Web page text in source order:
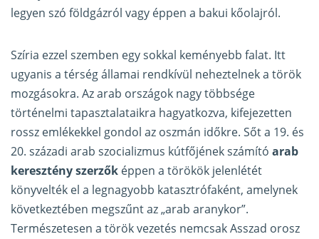
legyen szó földgázról vagy éppen a bakui kőolajról.
Szíria ezzel szemben egy sokkal keményebb falat. Itt
ugyanis a térség államai rendkívül neheztelnek a török
mozgásokra. Az arab országok nagy többsége
történelmi tapasztalataikra hagyatkozva, kifejezetten
rossz emlékekkel gondol az oszmán időkre. Sőt a 19. és
20. századi arab szocializmus kútfőjének számító arab
keresztény szerzők éppen a törökök jelenlétét
könyvelték el a legnagyobb katasztrófaként, amelynek
következtében megszűnt az „arab aranykor”.
Természetesen a török vezetés nemcsak Asszad orosz